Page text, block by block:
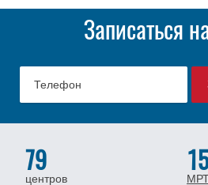
Записаться
79
центров